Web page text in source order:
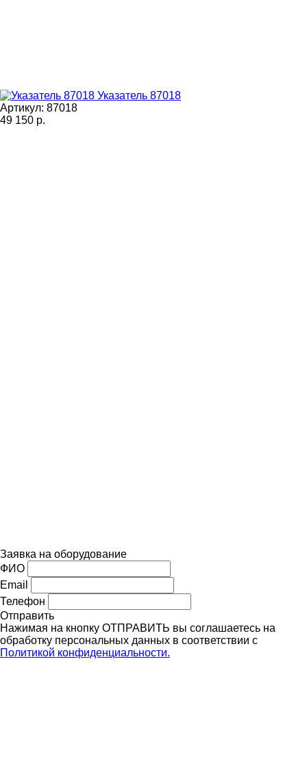
Указатель 87018
Артикул: 87018
49 150 р.
Заявка на оборудование
ФИО
Email
Телефон
Отправить
Нажимая на кнопку ОТПРАВИТЬ вы соглашаетесь на
обработку персональных данных в соответствии с
Политикой конфиденциальности.